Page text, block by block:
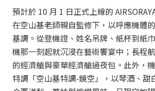
預計於 10 月 1 日正式上線的
在空山基老師親自監修下，以呼應機體
基調。從登機證、姓名吊牌、紙杯到紙
機那一刻起就沉浸在藝術饗宴中；長程
的經濟艙與豪華經濟艙過夜包。此外，
特調「空山基特調-鏡空」，以琴酒、甜